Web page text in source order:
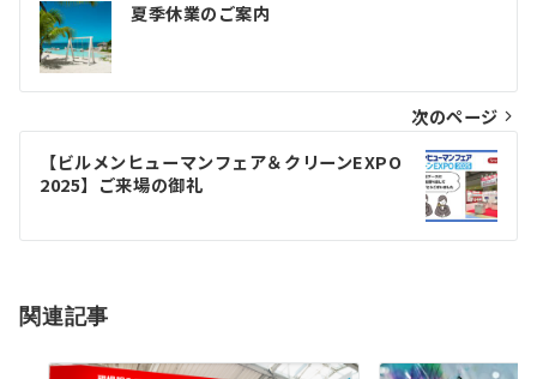
稿
ナ
ビ
シ
ン
夏季休業のご案内
次のページ
【ビルメンヒューマンフェア＆クリーンEXPO
2025】ご来場の御礼
関連記事